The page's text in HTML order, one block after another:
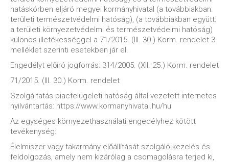
hatáskörben eljáró megyei kormányhivatal (a továbbiakban:
területi természetvédelmi hatóság), (a továbbiakban együtt:
a területi környezetvédelmi és természetvédelmi hatóság)
különös illetékességgel a 71/2015. (III. 30.) Korm. rendelet 3.
melléklet szerinti esetekben jár el.
Engedélyt előíró jogforrás: 314/2005. (XII. 25.) Korm. rendelet
71/2015. (III. 30.) Korm. rendelet
Szolgáltatás piacfelügeleti hatóság által vezetett internetes
nyilvántartás: https://www.kormanyhivatal.hu/hu
Az egységes környezethasználati engedélyhez kötött
tevékenység:
Élelmiszer vagy takarmány előállítását szolgáló kezelés és
feldolgozás, amely nem kizárólag a csomagolásra terjed ki,